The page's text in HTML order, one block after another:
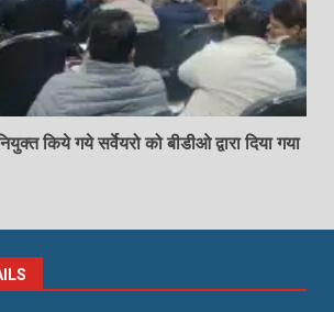
किये गये सर्वेयरो को बीडीओ द्वारा दिया गया